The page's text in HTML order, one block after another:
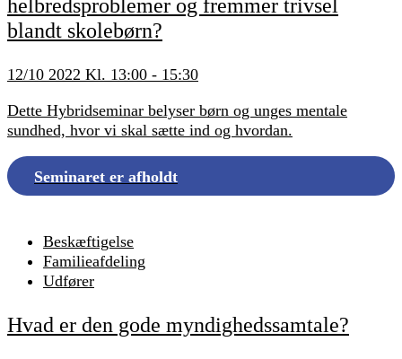
helbredsproblemer og fremmer trivsel
blandt skolebørn?
12/10 2022 Kl. 13:00 - 15:30
Dette Hybridseminar belyser børn og unges mentale
sundhed, hvor vi skal sætte ind og hvordan.
Seminaret er afholdt
Beskæftigelse
Familieafdeling
Udfører
Hvad er den gode myndighedssamtale?